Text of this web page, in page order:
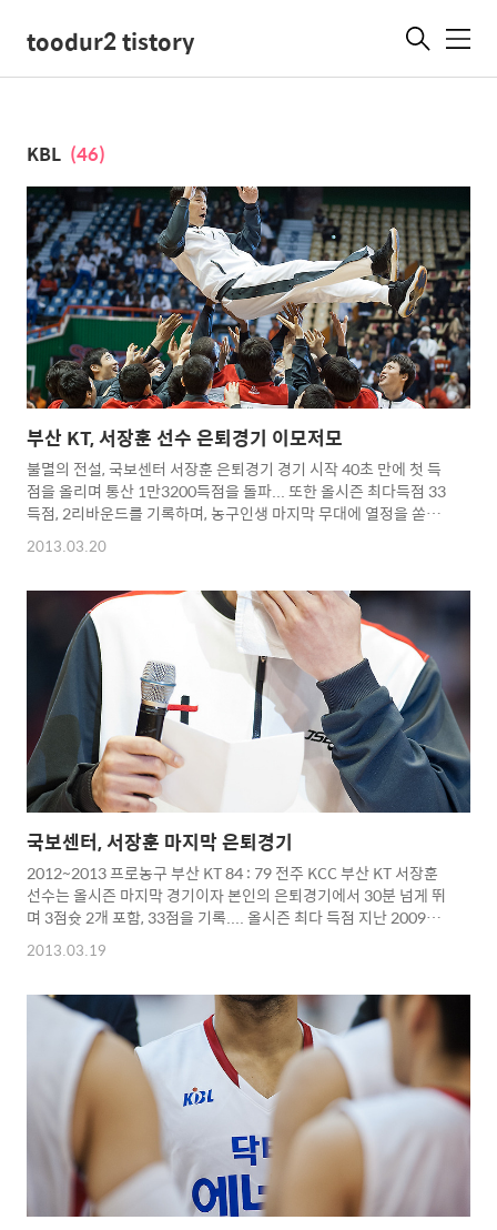
toodur2 tistory 메
KBL (46)
부산 KT, 서장훈 선수 은퇴경기 이모저모
불멸의 전설, 국보센터 서장훈 은퇴경기 경기 시작 40초 만에 첫 득
점을 올리며 통산 1만3200득점을 돌파... 또한 올시즌 최다득점 33
득점, 2리바운드를 기록하며, 농구인생 마지막 무대에 열정을 쏟아
부었다. 이날 '월드스타' 싸이(시투 포함), 스피드스케이팅 이규혁
선수가 경기관람과 은퇴식까지 자리를 지켰으며, 가수 솔비가 은퇴
을 참지못한 국보센터 서장훈 보는 팬들의 눈시울도 붉게 만들었다.
이제 끝이 아닌 또다른 도전으로 제2의 멋진 무대를 보여줬으면...
그동안 정말 수고하셨습니다... 감사합니다...^^* Copyright
2012. toodur2 All pictures cannot be copied without
permissi..
2013.03.20
국보센터, 서장훈 마지막 은퇴경기
2012~2013 프로농구 부산 KT 84 : 79 전주 KCC 부산 KT 서장훈
선수는 올시즌 마지막 경기이자 본인의 은퇴경기에서 30분 넘게 뛰
며 3점슛 2개 포함, 33점을 기록.... 올시즌 최다 득점 지난 2009년
12월 13일 대구 오리온스전 이후 1192일만에 30득점 이상을 올리
며 유종의 미를 거뒀다... 마지막 득점장면을 놓치지않을까 걱정했
의 축하무대도.... 그동안 수고하셨습니다... 끝이 아닌 또다른 시작
을 위하여... 당신이 있어 행복했습니다... 당신은 영원한 대한민국
의 국보센터입니다... 서장훈~~~화이팅!!!!! 다른 사진은 정리해서
올릴께요...^^* Copyright 2012. toodur2 All p..
2013.03.19